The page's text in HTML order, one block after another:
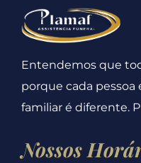
Entendemos que
porque cada pessoa
familiar é diferente.
Nossos